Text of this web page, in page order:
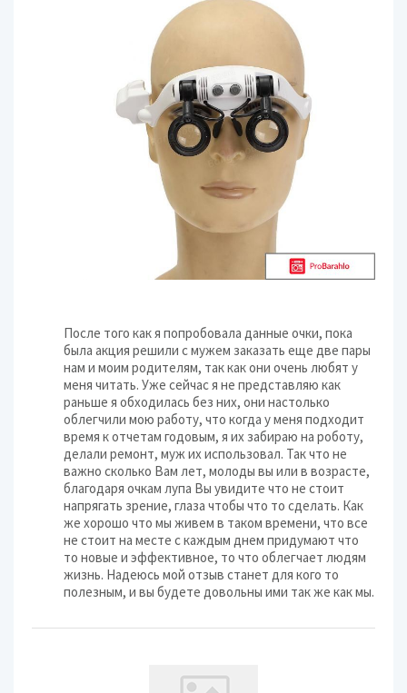
После того как я попробовала данные очки, пока
была акция решили с мужем заказать еще две пары
нам и моим родителям, так как они очень любят у
меня читать. Уже сейчас я не представляю как
раньше я обходилась без них, они настолько
облегчили мою работу, что когда у меня подходит
время к отчетам годовым, я их забираю на роботу,
делали ремонт, муж их использовал. Так что не
важно сколько Вам лет, молоды вы или в возрасте,
благодаря очкам лупа Вы увидите что не стоит
напрягать зрение, глаза чтобы что то сделать. Как
же хорошо что мы живем в таком времени, что все
не стоит на месте с каждым днем придумают что
то новые и эффективное, то что облегчает людям
жизнь. Надеюсь мой отзыв станет для кого то
полезным, и вы будете довольны ими так же как мы.